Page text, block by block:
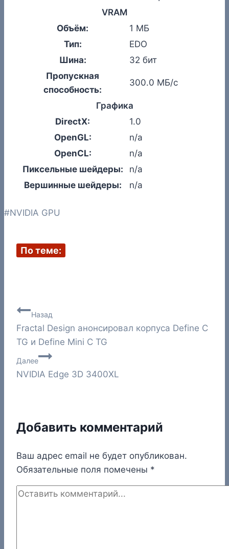
VRAM
Объём:
1 МБ
Тип:
EDO
Шина:
32 бит
Пропускная
способность:
300.0 МБ/с
Графика
DirectX:
1.0
OpenGL:
n/a
OpenCL:
n/a
Пиксельные шейдеры:
n/a
Вершинные шейдеры:
n/a
Метки
#NVIDIA GPU
По теме:
Навигация
по
записям
Назад
Fractal Design анонсировал корпуса Define C
TG и Define Mini C TG
Далее
NVIDIA Edge 3D 3400XL
Добавить комментарий
Ваш адрес email не будет опубликован.
Обязательные поля помечены *